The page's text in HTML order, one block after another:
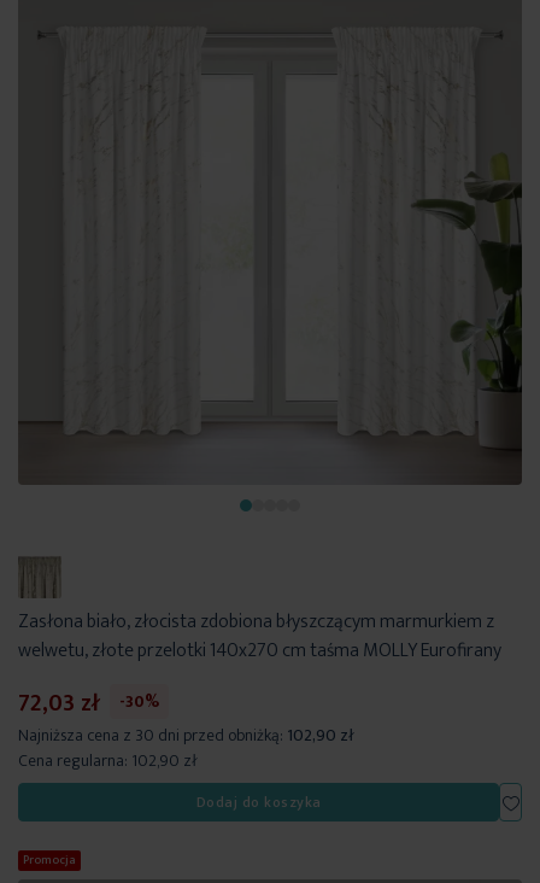
Zasłona biało, złocista zdobiona błyszczącym marmurkiem z
welwetu, złote przelotki 140x270 cm taśma MOLLY Eurofirany
72,03 zł
-30%
Najniższa cena z 30 dni przed obniżką: 102,90 zł
Cena regularna: 102,90 zł
Dodaj do koszyka
Promocja